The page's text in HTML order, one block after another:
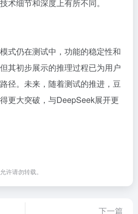
术细节和深度上有所不同。
式仍在测试中，功能的稳定性和
其初步展示的推理过程已为用户
径。未来，随着测试的推进，豆
更大突破，与DeepSeek展开更
许请勿转载。
下一篇